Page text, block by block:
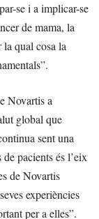
se i a implicar-se
de mama, la
qual cosa la
Novartis a
global que
sent una
pacients és l’eix
de Novartis
experiències
per a elles”.